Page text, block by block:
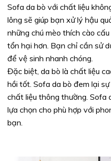
Sofa da bò với chất liệu
lông sẽ giúp bạn xử lý hậu
những chú mèo thích cào
tổn hại hơn. Bạn chỉ cần sử
để vệ sinh nhanh chóng.
Đặc biệt, da bò là chất liệu
hồi tốt. Sofa da bò đem lại
chất liệu thông thường. Sofa
lựa chọn cho phù hợp với
bạn.